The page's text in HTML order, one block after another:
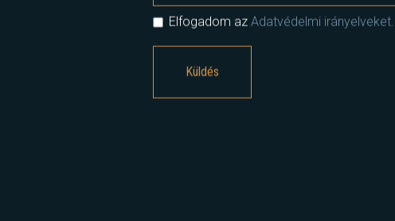
Elfogadom az Adatvédelmi irányelveket.